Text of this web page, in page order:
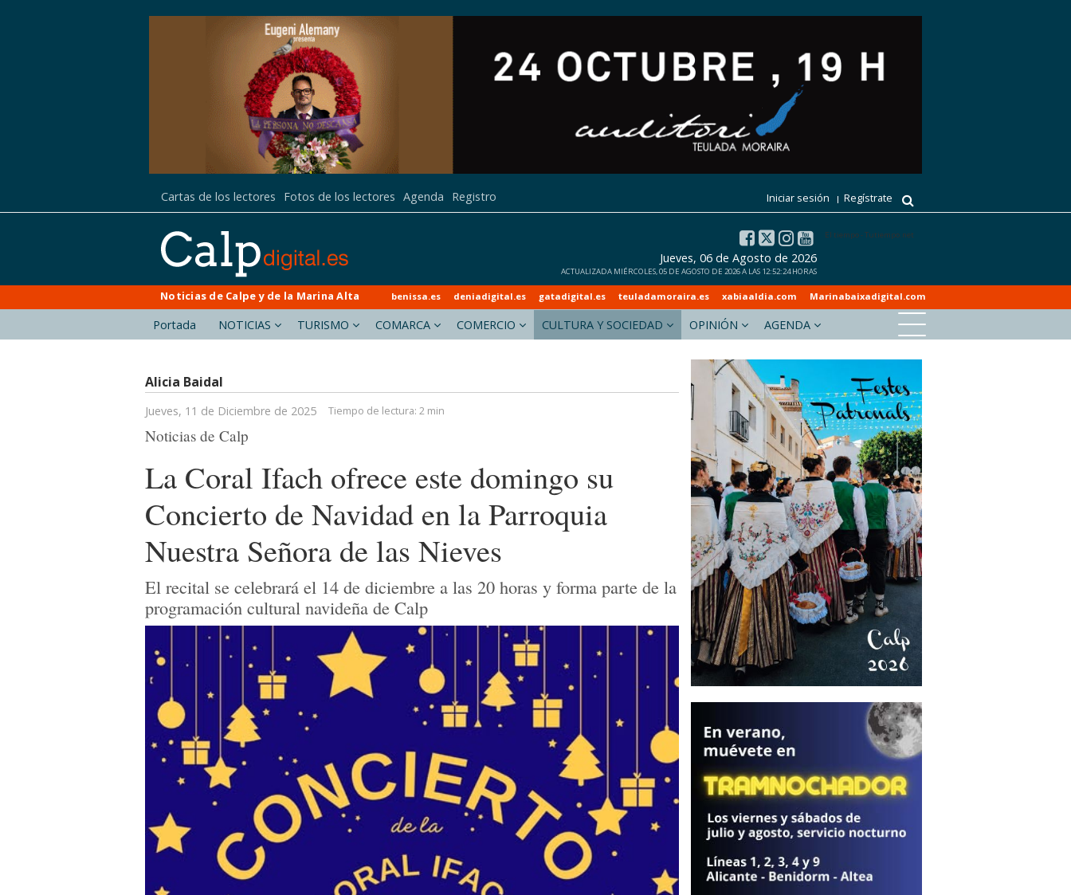
Cartas de los lectores Fotos de los lectores Agenda Registro Iniciar sesión Regístrate
El tiempo - Tutiempo.net
Jueves, 06 de Agosto de 2026
ACTUALIZADA MIÉRCOLES, 05 DE AGOSTO DE 2026 A LAS 12:52:24 HORAS
Noticias de Calpe y de la Marina Alta benissa.es deniadigital.es gatadigital.es teuladamoraira.es xabiaaldia.com Marinabaixadigital.com
Portada NOTICIAS TURISMO COMARCA COMERCIO CULTURA Y SOCIEDAD OPINIÓN AGENDA
Alicia Baidal
Jueves, 11 de Diciembre de 2025 Tiempo de lectura: 2 min
Noticias de Calp
La Coral Ifach ofrece este domingo su
Concierto de Navidad en la Parroquia
Nuestra Señora de las Nieves
El recital se celebrará el 14 de diciembre a las 20 horas y forma parte de la
programación cultural navideña de Calp